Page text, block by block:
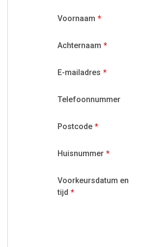
Voornaam
Achternaam
E-mailadres
Telefoonnummer
Postcode
Huisnummer
Voorkeursdatum en
tijd